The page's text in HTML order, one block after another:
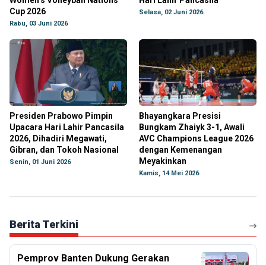
Cup 2026
Rabu, 03 Juni 2026
Selasa, 02 Juni 2026
Presiden Prabowo Pimpin
Upacara Hari Lahir Pancasila
2026, Dihadiri Megawati,
Gibran, dan Tokoh Nasional
Senin, 01 Juni 2026
Bhayangkara Presisi
Bungkam Zhaiyk 3-1, Awali
AVC Champions League 2026
dengan Kemenangan
Meyakinkan
Kamis, 14 Mei 2026
Berita Terkini
Pemprov Banten Dukung Gerakan